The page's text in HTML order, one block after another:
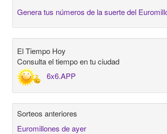
Genera tus números de la suerte del
El Tiempo Hoy
Consulta el tiempo en tu ciudad
6x6.APP
Sorteos anteriores
Euromillones de ayer